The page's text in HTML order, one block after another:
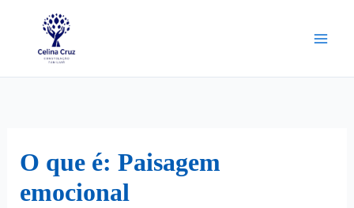
O que é: Paisagem
emocional